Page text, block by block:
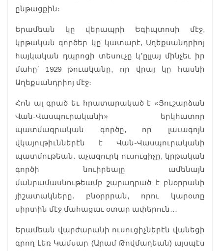
ընթացքին։
Երամեան կը վերապրի Եգիպտոսի մէջ,
կրթական գործեր կը կատարէ, Աղեքսանդրիոյ
հայկական դպրոցի տեսուչը կ՚ըլլայ մինչեւ իր
մահը՝ 1929 թուականը, որ վրայ կը հասնի
Աղեքսանդրիոյ մէջ։
Հոն ալ գրած եւ հրատարակած է «Յուշարձան
Վան-Վասպուրականի» երկհատոր
պատմագրական գործը, որ լաւագոյն
վկայութիւններէն է Վան-Վասպուրականի
պատմութեան․ աչազուրկ ուսուցիչը, կրթական
գործի նուիրեալը ամենայն
մանրամասնութեամբ շարադրած է բնօրրանի
յիշատակները. բնօրրրան, որու կարօտը
սիրտին մէջ մահացաւ օտար ափերուն․․․
Երամեան վարժարանի ուսուցիչներէն վանեցի
գրող Լեռ Կամսար (Արամ Թովմաղեան) այսպէս